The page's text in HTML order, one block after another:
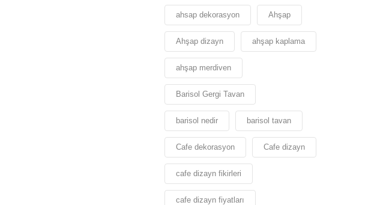
ahsap dekorasyon Ahşap
Ahşap dizayn ahşap kaplama
ahşap merdiven
Barisol Gergi Tavan
barisol nedir barisol tavan
Cafe dekorasyon Cafe dizayn
cafe dizayn fikirleri
cafe dizayn fiyatları